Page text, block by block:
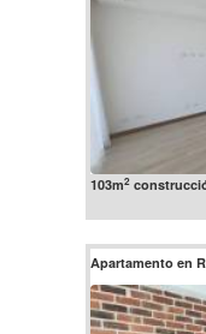
103m2
Apartamento en